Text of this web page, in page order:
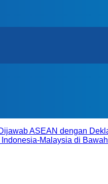
ASEAN dengan
Malaysia di